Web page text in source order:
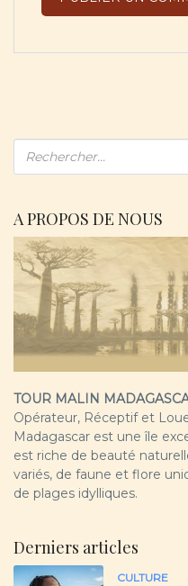
A PROPOS DE NOUS
TOUR MALIN
Opérateur, Réceptif et
Madagascar est une île
est riche de beauté
variés, de faune et flore
de plages idylliques.
Derniers articles
CULTURE